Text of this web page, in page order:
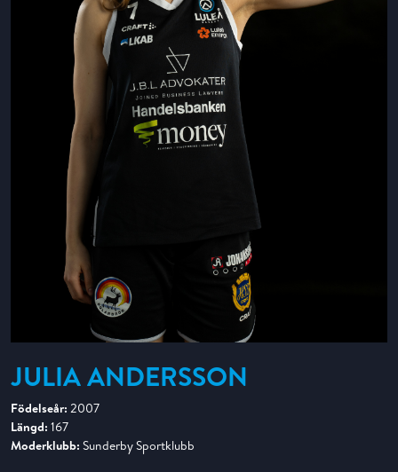
JULIA ANDERSSON
Födelseår: 2007
Längd: 167
Moderklubb: Sunderby Sportklubb